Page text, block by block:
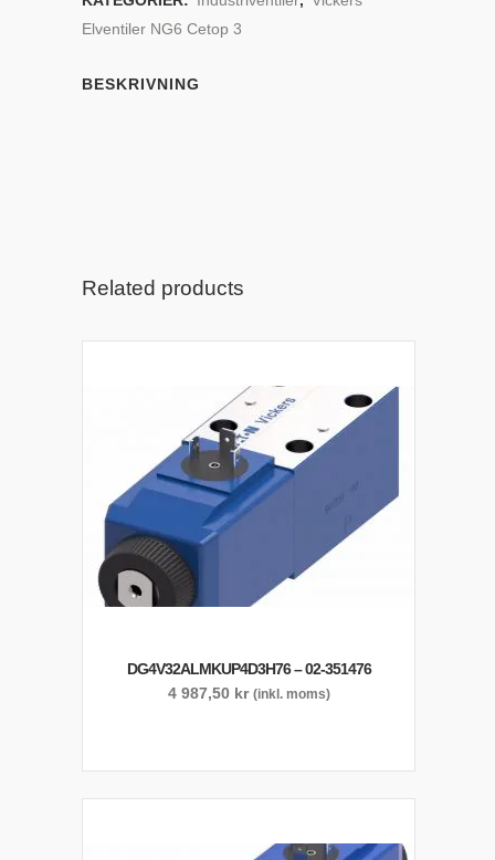
Elventiler NG6 Cetop 3
BESKRIVNING
Related products
DG4V32ALMKUP4D3H76 – 02-351476
4 987,50 kr (inkl. moms)